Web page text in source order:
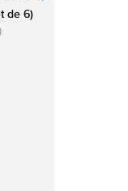
de 6)